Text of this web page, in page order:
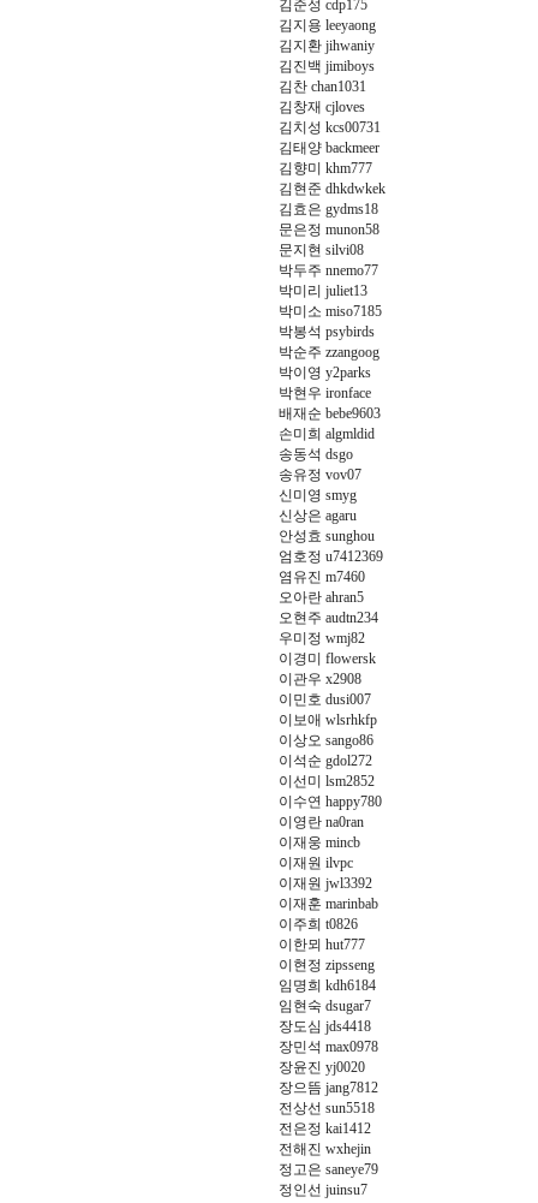
김준성 cdp175
김지용 leeyaong
김지환 jihwaniy
김진백 jimiboys
김찬 chan1031
김창재 cjloves
김치성 kcs00731
김태양 backmeer
김향미 khm777
김현준 dhkdwkek
김효은 gydms18
문은정 munon58
문지현 silvi08
박두주 nnemo77
박미리 juliet13
박미소 miso7185
박봉석 psybirds
박순주 zzangoog
박이영 y2parks
박현우 ironface
배재순 bebe9603
손미희 algmldid
송동석 dsgo
송유정 vov07
신미영 smyg
신상은 agaru
안성효 sunghou
엄호정 u7412369
염유진 m7460
오아란 ahran5
오현주 audtn234
우미정 wmj82
이경미 flowersk
이관우 x2908
이민호 dusi007
이보애 wlsrhkfp
이상오 sango86
이석순 gdol272
이선미 lsm2852
이수연 happy780
이영란 na0ran
이재웅 mincb
이재원 ilvpc
이재원 jwl3392
이재훈 marinbab
이주희 t0826
이한뫼 hut777
이현정 zipsseng
임명희 kdh6184
임현숙 dsugar7
장도심 jds4418
장민석 max0978
장윤진 yj0020
장으뜸 jang7812
전상선 sun5518
전은정 kai1412
전해진 wxhejin
정고은 saneye79
정인선 juinsu7